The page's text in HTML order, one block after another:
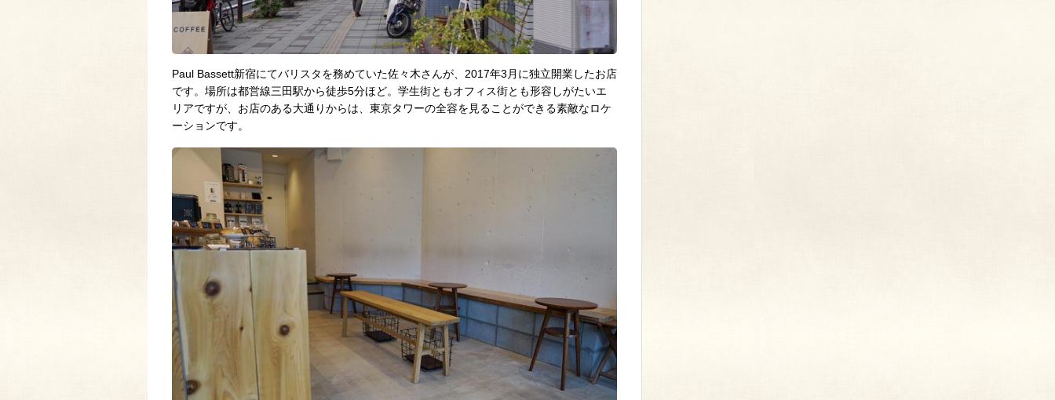
Paul Bassett新宿にてバリスタを務めていた佐々木さんが、2017年3月に独立開業したお店
です。場所は都営線三田駅から徒歩5分ほど。学生街ともオフィス街とも形容しがたいエ
リアですが、お店のある大通りからは、東京タワーの全容を見ることができる素敵なロケ
ーションです。